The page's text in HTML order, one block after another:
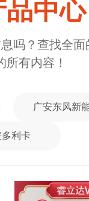
品中心
吗？查找全
所有内容！
广安东风新
多利卡